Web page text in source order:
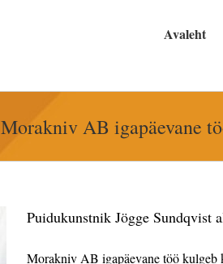
Avaleht
Morakniv AB igapäevane
Puidukunstnik Jögge Sundqvist
Morakniv AB igapäevane töö kulgeb